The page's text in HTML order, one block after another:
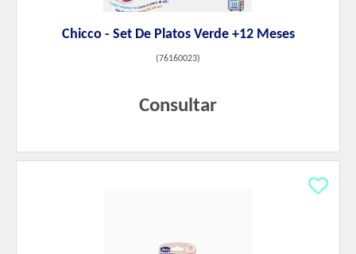
Chicco - Set De Platos Verde +12 Meses
(76160023)
Consultar